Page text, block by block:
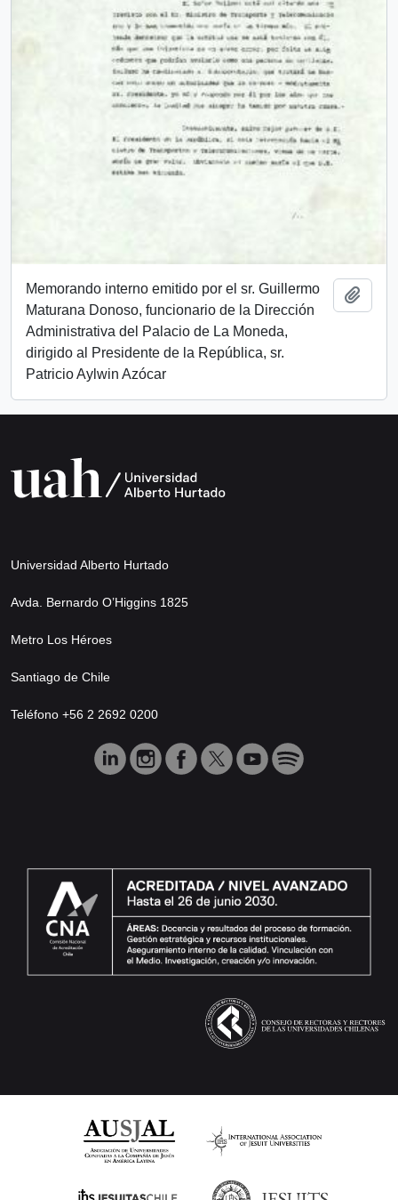
Memorando interno emitido por el sr. Guillermo
Maturana Donoso, funcionario de la Dirección
Administrativa del Palacio de La Moneda,
dirigido al Presidente de la República, sr.
Patricio Aylwin Azócar
Universidad Alberto Hurtado
Avda. Bernardo O’Higgins 1825
Metro Los Héroes
Santiago de Chile
Teléfono +56 2 2692 0200